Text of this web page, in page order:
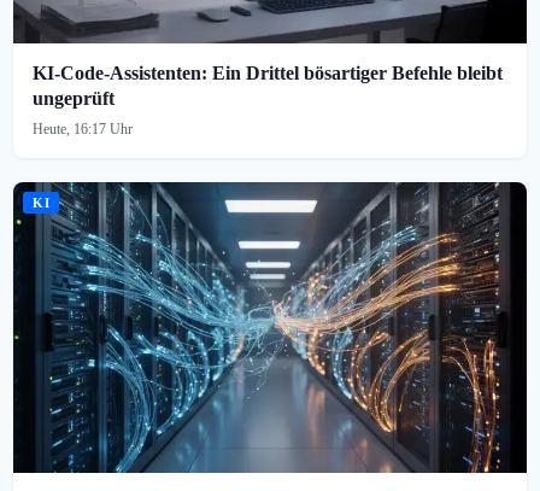
KI-Code-Assistenten: Ein Drittel bösartiger Befehle bleibt
ungeprüft
Heute, 16:17 Uhr
KI